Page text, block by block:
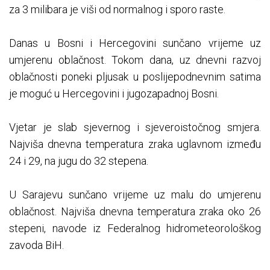
za 3 milibara je viši od normalnog i sporo raste.
Danas u Bosni i Hercegovini sunčano vrijeme uz
umjerenu oblačnost. Tokom dana, uz dnevni razvoj
oblačnosti poneki pljusak u poslijepodnevnim satima
je moguć u Hercegovini i jugozapadnoj Bosni.
Vjetar je slab sjevernog i sjeveroistočnog smjera.
Najviša dnevna temperatura zraka uglavnom između
24 i 29, na jugu do 32 stepena.
U Sarajevu sunčano vrijeme uz malu do umjerenu
oblačnost. Najviša dnevna temperatura zraka oko 26
stepeni, navode iz Federalnog hidrometeorološkog
zavoda BiH.